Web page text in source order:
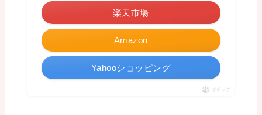
Amazon
楽天市場
Yahooショッピング
ポチップ